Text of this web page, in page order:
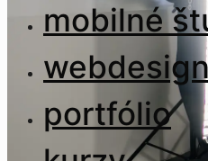
mobilné
webdesign
portfólio